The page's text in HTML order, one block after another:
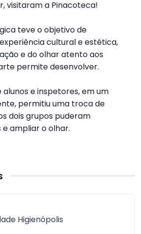
visitaram a Pinacoteca!
teve o objetivo de
cultural e estética,
e do olhar atento aos
permite desenvolver.
e inspetores, em um
permitiu uma troca de
dois grupos puderam
ampliar o olhar.
Higienópolis